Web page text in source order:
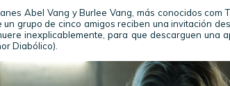
Abel Vang y Burlee Vang, más conocidos com
grupo de cinco amigos reciben una invitación
inexplicablemente, para que descarguen una
Diabólico).